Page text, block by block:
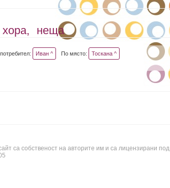
хора, неща
Иван ^ По място: Тоскана ^
са собственост на авторите им и са лицензирани под